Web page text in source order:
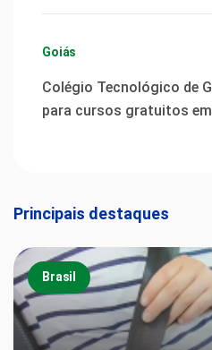
Goiás
Colégio Tecnológico de
para cursos gratuitos
Principais destaques
Brasil